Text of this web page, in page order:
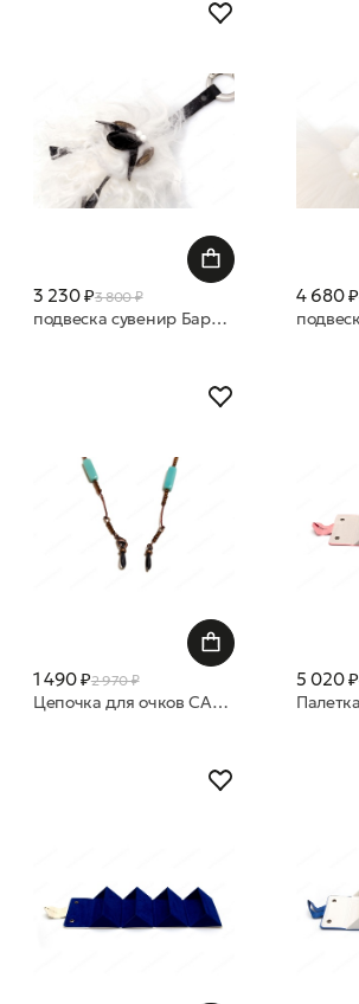
3 230 ₽3 800 ₽
подвеска сувенир Барашек (нат мех)
4 680 ₽
1 490 ₽2 970 ₽
Цепочка для очков CAROLINE ABRAM CHAINETTE Turquoise
5 020 ₽